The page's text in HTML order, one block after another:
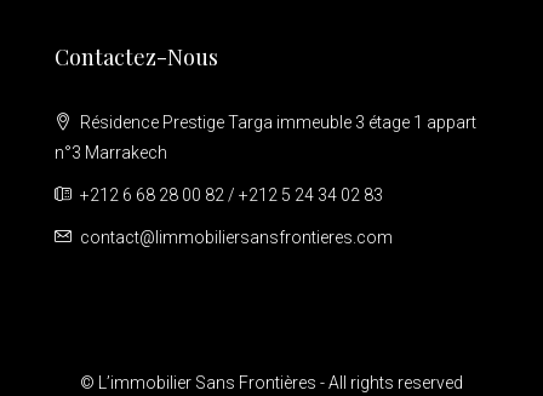
Contactez-Nous
Résidence Prestige Targa immeuble 3 étage 1 appart
n°3 Marrakech
+212 6 68 28 00 82 / +212 5 24 34 02 83
contact@limmobiliersansfrontieres.com
© L’immobilier Sans Frontières - All rights reserved